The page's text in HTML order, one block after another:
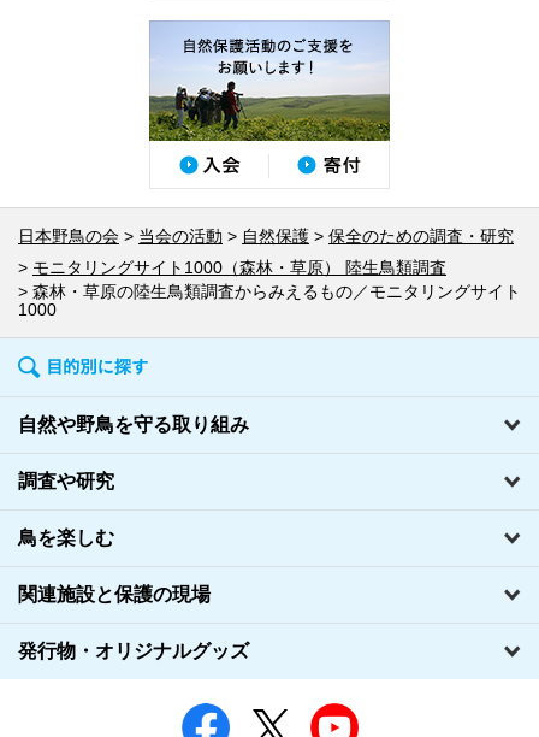
日本野鳥の会 当会の活動 自然保護
保全のための調査・研究
モニタリングサイト1000（森林・草原） 陸生鳥類調査
森林・草原の陸生鳥類調査からみえるもの／モニタリングサイト
1000
自然や野鳥を守る取り組み
調査や研究
鳥を楽しむ
関連施設と保護の現場
発行物・オリジナルグッズ